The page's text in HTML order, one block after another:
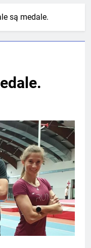
klasyfikacji
U23 w
są medale.